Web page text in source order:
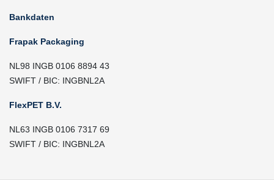
Bankdaten
Frapak Packaging
NL98 INGB 0106 8894 43
SWIFT / BIC: INGBNL2A
FlexPET B.V.
NL63 INGB 0106 7317 69
SWIFT / BIC: INGBNL2A